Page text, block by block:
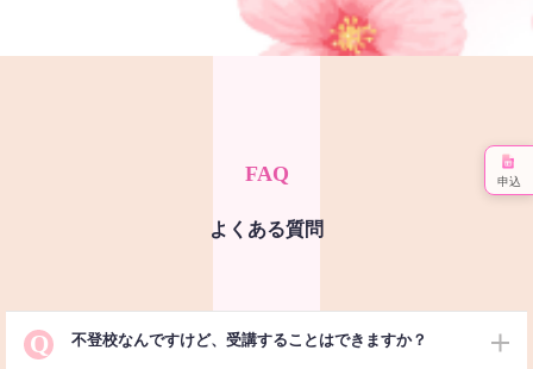
FAQ
よくある質問
Q 不登校なんですけど、受講することはできますか？
申込